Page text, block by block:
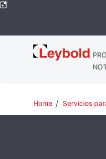
Leybold
Global
Home Servicios